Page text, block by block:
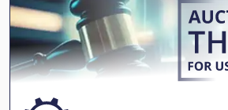
Kgs 1670
Nit Press För Bromsbelägg
Skid Steer
Sko Press